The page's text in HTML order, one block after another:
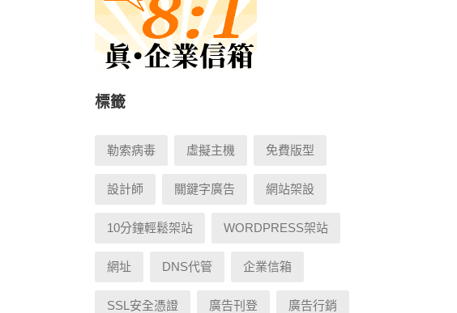
標籤
勒索病毒 虛擬主機 免費版型
設計師 關鍵字廣告 網站架設
10分鐘輕鬆架站 WORDPRESS架站
網址 DNS代管 企業信箱
SSL安全憑證 廣告刊登 廣告行銷